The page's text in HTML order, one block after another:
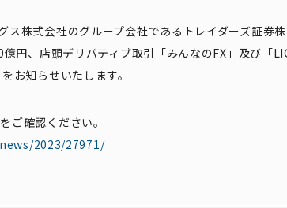
ス株式会社のグループ会社であるトレイダーズ証券
円、店頭デリバティブ取引「みんなのFX」及び「
お知らせいたします。
ご確認ください。
2023/27971/